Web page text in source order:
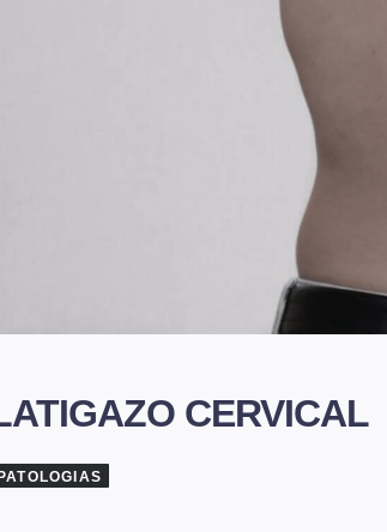
CERVICAL